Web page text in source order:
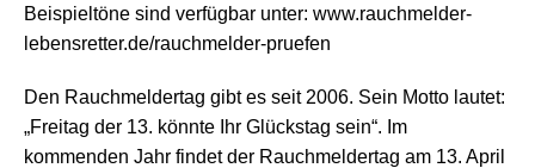
Beispieltöne sind verfügbar unter: www.rauchmelder-
lebensretter.de/rauchmelder-pruefen
Den Rauchmeldertag gibt es seit 2006. Sein Motto lautet:
„Freitag der 13. könnte Ihr Glückstag sein“. Im
kommenden Jahr findet der Rauchmeldertag am 13. April